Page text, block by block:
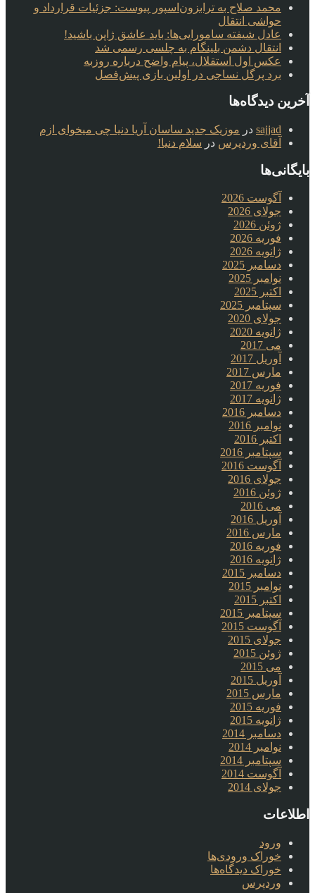
محمد صلاح به ترابزون‌اسپور پیوست: جزئیات قرارداد و
حواشی انتقال
عادل شیفته سامورایی‌ها: باید عاشق ژاپن باشید!
انتقال دشمن بلینگام به چلسی رسمی شد
عکس اول استقلال، پیام واضح درباره روزبه
برد پرگل نساجی در اولین بازی پیش‌فصل
آخرین دیدگاه‌ها
sajjad در موزیک جدید ساسان آریا دنیا چی میخوای ازم
آقای وردپرس در سلام دنیا!
بایگانی‌ها
آگوست 2026
جولای 2026
ژوئن 2026
فوریه 2026
ژانویه 2026
دسامبر 2025
نوامبر 2025
اکتبر 2025
سپتامبر 2025
جولای 2020
ژانویه 2020
می 2017
آوریل 2017
مارس 2017
فوریه 2017
ژانویه 2017
دسامبر 2016
نوامبر 2016
اکتبر 2016
سپتامبر 2016
آگوست 2016
جولای 2016
ژوئن 2016
می 2016
آوریل 2016
مارس 2016
فوریه 2016
ژانویه 2016
دسامبر 2015
نوامبر 2015
اکتبر 2015
سپتامبر 2015
آگوست 2015
جولای 2015
ژوئن 2015
می 2015
آوریل 2015
مارس 2015
فوریه 2015
ژانویه 2015
دسامبر 2014
نوامبر 2014
سپتامبر 2014
آگوست 2014
جولای 2014
اطلاعات
ورود
خوراک ورودی‌ها
خوراک دیدگاه‌ها
وردپرس